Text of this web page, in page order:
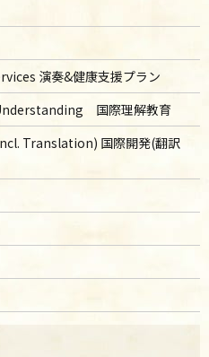
演奏&健康支援プラン
国際理解教育
Translation) 国際開発(翻訳